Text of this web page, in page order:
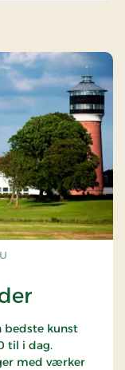
bedste kunst
til i dag.
med værker